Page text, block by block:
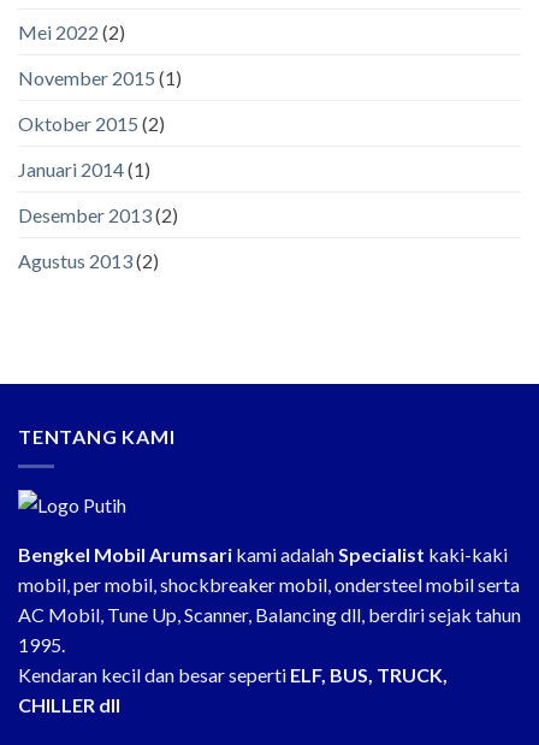
Mei 2022 (2)
November 2015 (1)
Oktober 2015 (2)
Januari 2014(1)
Desember 2013(2)
Agustus 2013(2)
TENTANG KAMI
Bengkel Mobil Arumsari kami adalahSpecialist kaki-kaki
mobil, per mobil, shockbreaker mobil, ondersteel mobil serta
AC Mobil, Tune Up, Scanner, Balancing dll, berdiri sejak tahun
1995.
Kendaran kecil dan besar seperti ELF, BUS, TRUCK,
CHILLER dll